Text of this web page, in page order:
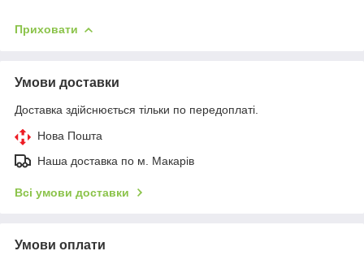
Приховати
Умови доставки
Доставка здійснюється тільки по передоплаті.
Нова Пошта
Наша доставка по м. Макарів
Всі умови доставки
Умови оплати